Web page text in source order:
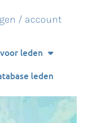
/ account
leden
leden